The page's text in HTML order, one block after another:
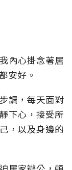
內心掛念著居
安好。
調，每天面對
下心，接受所
，以及身邊的